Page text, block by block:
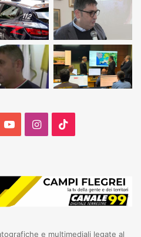
YouTubeInstagram
e multimediali legate al